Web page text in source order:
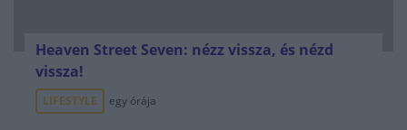
Heaven Street Seven: nézz vissza, és nézd
vissza!
LIFESTYLE egy órája